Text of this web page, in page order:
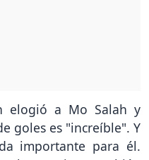
elogió a Mo Salah y
goles es "increíble". Y
importante para él.